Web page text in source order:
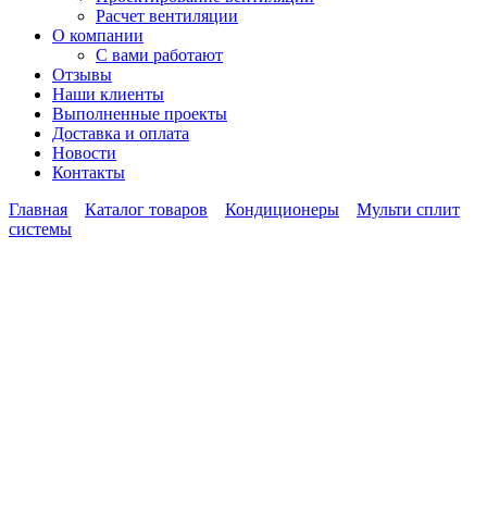
Расчет вентиляции
О компании
С вами работают
Отзывы
Наши клиенты
Выполненные проекты
Доставка и оплата
Новости
Контакты
Главная
Каталог товаров Кондиционеры
Мульти сплит
системы